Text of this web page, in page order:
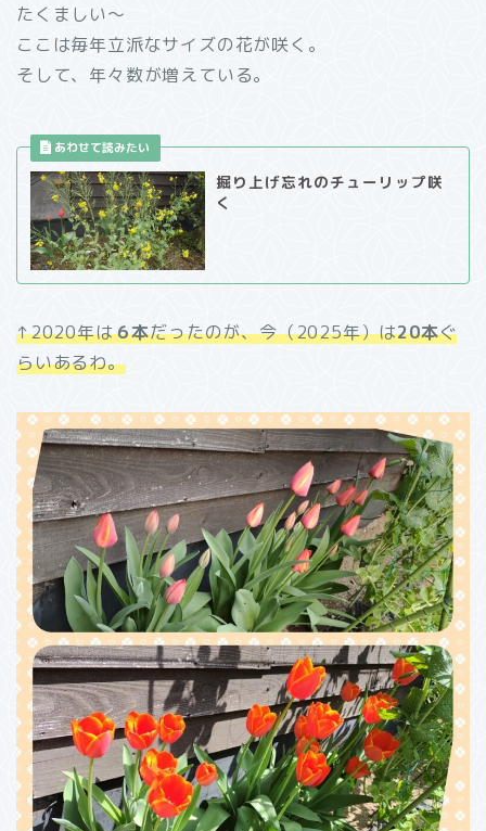
たくましい～
ここは毎年立派なサイズの花が咲く。
そして、年々数が増えている。
掘り上げ忘れのチューリップ咲
く
↑2020年は６本だったのが、今（2025年）は20本ぐ
らいあるわ。